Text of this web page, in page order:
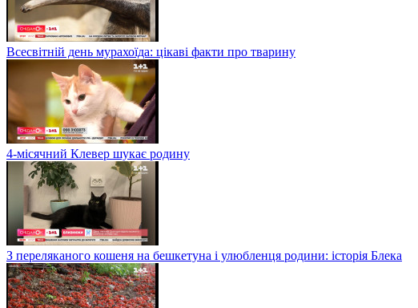
Всесвітній день мурахоїда: цікаві факти про тварину
4-місячний Клевер шукає родину
З переляканого кошеня на бешкетуна і улюбленця родини: історія Блека